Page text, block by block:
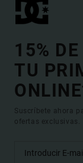
15%
TU
Suscríbete ahora
ofertas exclusivas.